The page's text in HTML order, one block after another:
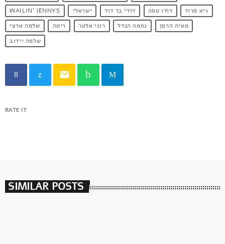
WAILIN' JENNYS
גיא מרוז דודו טסה דודי בר דוד
ישראלי
מאיה הרמן
נחמה הנדל רוני אלטר ריטה
שלמה ארצי
שלמה יידוב
email
RATE IT
SIMILAR POSTS